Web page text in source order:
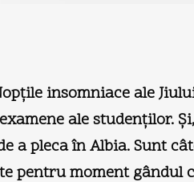
insomniace ale
ale studenţilor.
a pleca în Albia. Sunt
pentru moment gândul